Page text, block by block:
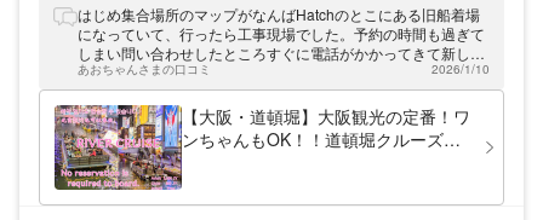
OKなので、船上宴会も楽しめます。「水都
大阪」と呼ばれる程の水辺の街は川からの景
色が最高です！大阪にお越しの際は是非ご乗
はじめ集合場所のマップがなんばHatchのとこにある旧船着場
になっていて、行ったら工事現場でした。予約の時間も過ぎて
しまい問い合わせしたところすぐに電話がかかってきて新しい
船着場を教えてもらい予約の時間も変更できました。クルーズ
の内容は寒かったですがブランケットの貸出もありました。お
兄さんの船頭もとてもよかったです。ちなみにマップは現在新
しい場所に変更されています。楽しかったです。
あおちゃんさまの口コミ 2026/1/10
【大阪・道頓堀】大阪観光の定番！ワ
ンちゃんもOK！！道頓堀クルーズ